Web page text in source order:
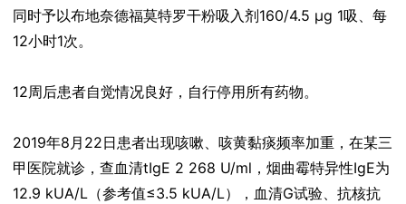
同时予以布地奈德福莫特罗干粉吸入剂160/4.5 μg 1吸、每
12小时1次。
12周后患者自觉情况良好，自行停用所有药物。
2019年8月22日患者出现咳嗽、咳黄黏痰频率加重，在某三
甲医院就诊，查血清tIgE 2 268 U/ml，烟曲霉特异性IgE为
12.9 kUA/L（参考值≤3.5 kUA/L），血清G试验、抗核抗